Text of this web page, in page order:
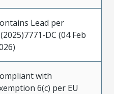
Lead per
DC (04 Feb
with
6(c) per EU